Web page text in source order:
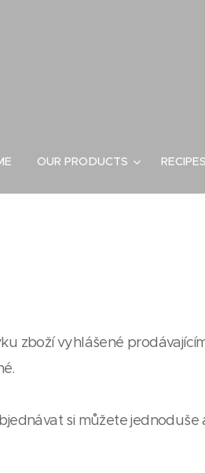
OUR PRODUCTS RECIPES
zboží vyhlášené
si můžete